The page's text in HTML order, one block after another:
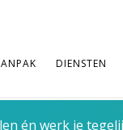
DIENSTEN
én werk je